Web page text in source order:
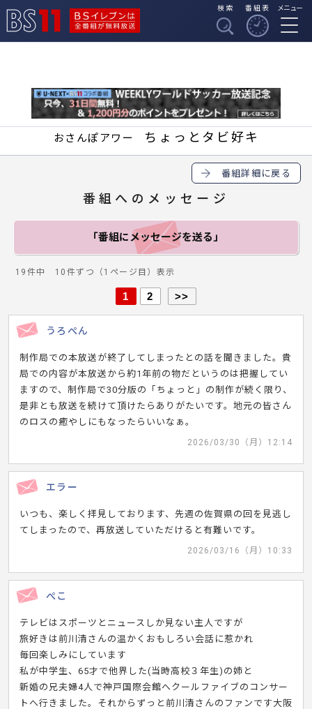
BSイレブンは全番組
検索 番組表 メニュー
おさんぽアワー ちょっとタビ好キ
番組詳細に戻る
番組へのメッセージ
「番組にメッセージを送る」
19件中 10件ずつ（1ページ目）表示
1 2 >>
うろぺん
制作局での本放送が終了してしまったとの話を聞きました。貴
局での内容が本放送から約1年前の物だというのは把握してい
ますので、制作局で30分版の「ちょっと」の制作が続く限り、
是非とも放送を続けて頂けたらありがたいです。地元の皆さん
のロスの癒やしにもなったらいいなぁ。
2026/03/30（月）12:14
エラー
いつも、楽しく拝見しております、先週の佐賀県の回を見逃し
てしまったので、再放送していただけると有難いです。
2026/03/16（月）10:33
ぺこ
テレビはスポーツとニュースしか見ない主人ですが
旅好きは前川清さんの温かくおもしろい会話に惹かれ
毎回楽しみにしています
私が中学生、65才で他界した(当時高校３年生)の姉と
新婚の兄夫婦4人で神戸国際会館へクールファイブのコンサー
トへ行きました。それからずっと前川清さんのファンです大阪